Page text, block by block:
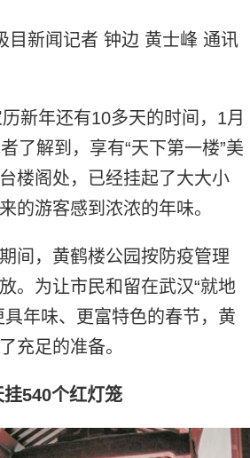
新闻记者 钟边 黄士峰 通讯
年还有10多天的时间，1月
了解到，享有“天下第一楼”美
楼阁处，已经挂起了大大小
的游客感到浓浓的年味。
，黄鹤楼公园按防疫管理
。为让市民和留在武汉“就地
具年味、更富特色的春节，黄
充足的准备。
540个红灯笼